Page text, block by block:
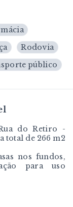
Rodovia
público
do Retiro -
total de 266 m2
nos fundos,
para uso